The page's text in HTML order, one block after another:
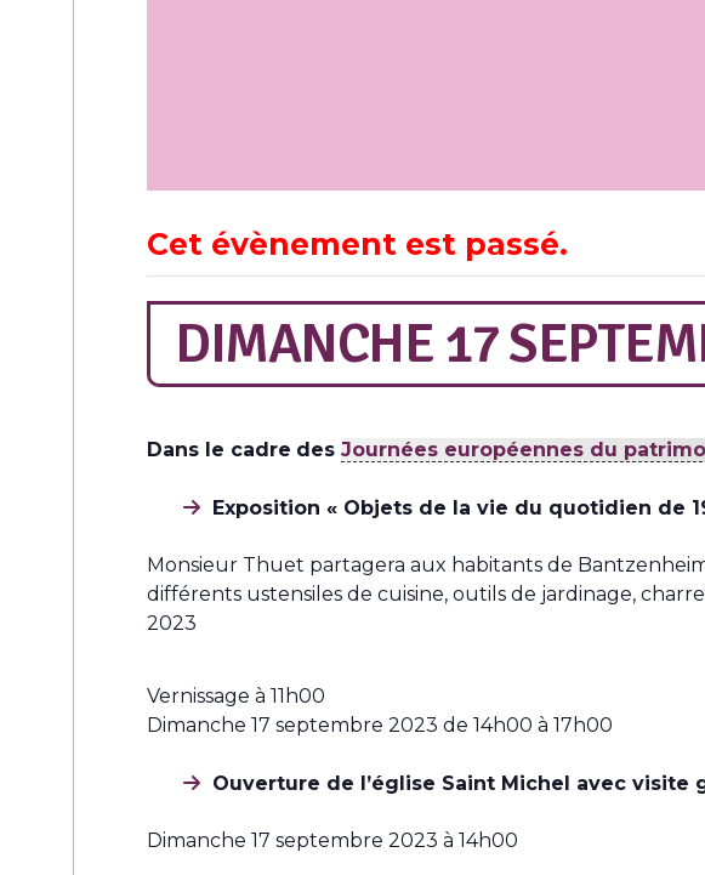
Cet évènement est passé.
DIMANCHE 17
Dans le cadre des Journées européennes du
Exposition « Objets de la vie du quotidien de
Monsieur Thuet partagera aux habitants de
différents ustensiles de cuisine, outils de jardinage,
2023
Vernissage à 11h00
Dimanche 17 septembre 2023 de 14h00 à 17h00
Ouverture de l’église Saint Michel avec visite
Dimanche 17 septembre 2023 à 14h00